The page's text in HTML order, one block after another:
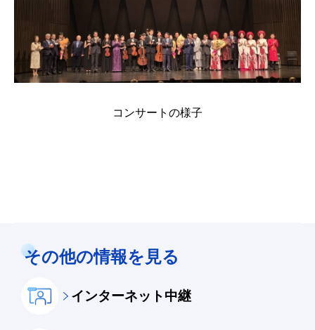
コンサートの様子
その他の情報を見る
インターネット中継